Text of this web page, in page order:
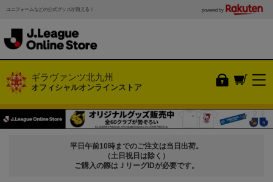
ユニフォームなどの公式グッズが買える！ powered by
ギラヴァンツ北九州
オフィシャルオンラインストア
平日午前10時までのご注文は当日出荷。
（土日祝日は除く）
ご購入の際はＪリーグIDが必要です。